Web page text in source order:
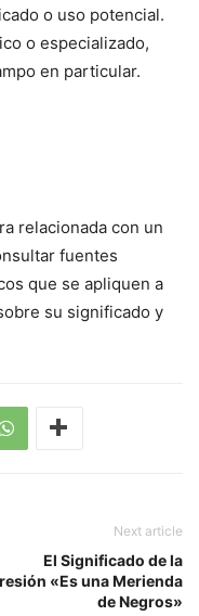
o uso potencial.
o especializado,
en particular.
relacionada con un
fuentes
que se apliquen a
su significado y
Next article
El Significado de la
«Es una Merienda
de Negros»